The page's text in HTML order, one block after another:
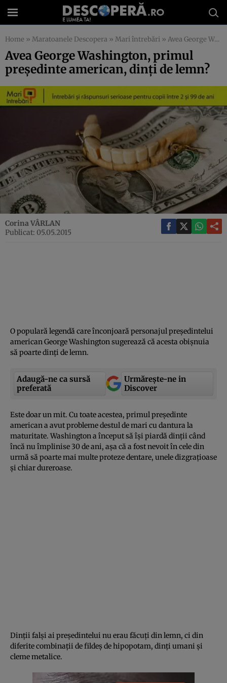
Home » Maratoanele Descopera » Mari întrebări » Avea George Washington, primul preşedinte american, dinţi de lemn?
Avea George Washington, primul
preşedinte american, dinţi de lemn?
Corina VÂRLAN
Publicat: 05.05.2015
O populară legendă care înconjoară personajul preşedintelui
american George Washington sugerează că acesta obişnuia
să poarte dinţi de lemn.
Adaugă-ne ca sursă
preferată
Urmărește-ne in
Discover
Este doar un mit. Cu toate acestea, primul preşedinte
american a avut probleme destul de mari cu dantura la
maturitate. Washington a început să îşi piardă dinţii când
încă nu împlinise 30 de ani, aşa că a fost nevoit în cele din
urmă să poarte mai multe proteze dentare, unele dizgraţioase
şi chiar dureroase.
Dinţii falşi ai preşedintelui nu erau făcuţi din lemn, ci din
diferite combinaţii de fildeş de hipopotam, dinţi umani şi
cleme metalice.